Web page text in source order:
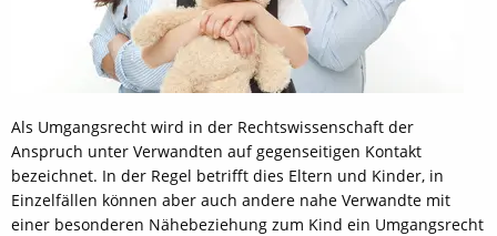
Als Umgangsrecht wird in der Rechtswissenschaft der
Anspruch unter Verwandten auf gegenseitigen Kontakt
bezeichnet. In der Regel betrifft dies Eltern und Kinder, in
Einzelfällen können aber auch andere nahe Verwandte mit
einer besonderen Nähebeziehung zum Kind ein Umgangsrecht